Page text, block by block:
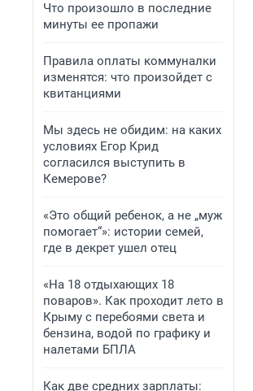
Что произошло в последние
минуты ее пропажи
Правила оплаты коммуналки
изменятся: что произойдет с
квитанциями
Мы здесь не обидим: на каких
условиях Егор Крид
согласился выступить в
Кемерове?
«Это общий ребенок, а не „муж
помогает“»: истории семей,
где в декрет ушел отец
«На 18 отдыхающих 18
поваров». Как проходит лето в
Крыму с перебоями света и
бензина, водой по графику и
налетами БПЛА
Как две средних зарплаты: